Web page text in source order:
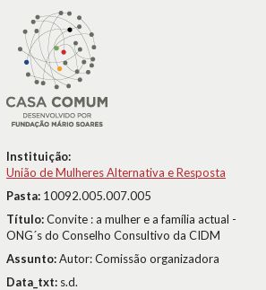
Instituição:
União de Mulheres Alternativa e Resposta
Pasta: 10092.005.007.005
Título:Convite : a mulher e a família actual -
ONG´s do Conselho Consultivo da CIDM
Assunto:Autor: Comissão organizadora
Data_txt: s.d.